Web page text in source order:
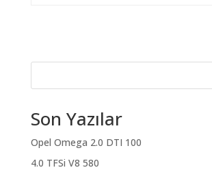
Son Yazılar
Opel Omega 2.0 DTI 100
4.0 TFSi V8 580